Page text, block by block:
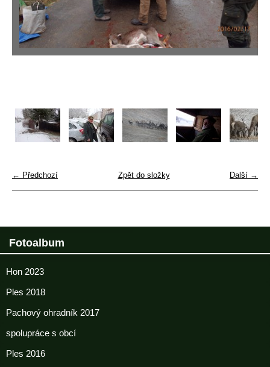
← Předchozí Další →
Zpět do složky
Fotoalbum
Hon 2023
Ples 2018
Pachový ohradník 2017
spolupráce s obcí
Ples 2016